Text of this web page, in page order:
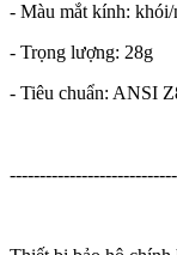
- Màu mắt kính:
- Trọng lượng: 28g
- Tiêu chuẩn: ANSI